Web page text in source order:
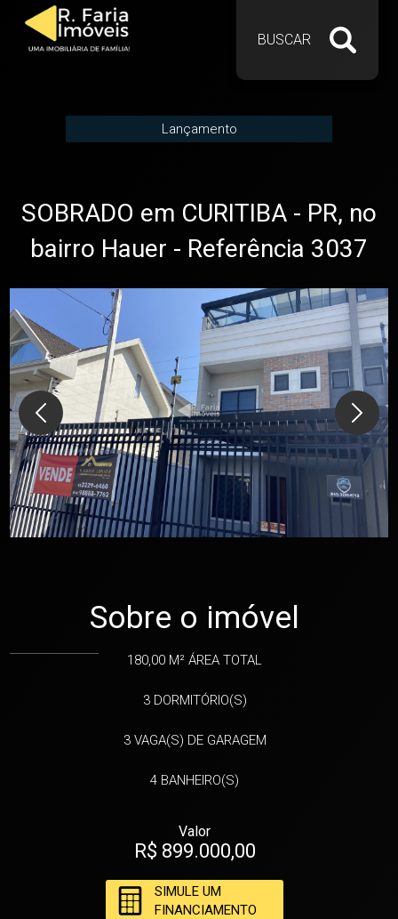
BUSCAR
Lançamento
SOBRADO em CURITIBA - PR, no
bairro Hauer - Referência 3037
Sobre o imóvel
180,00 M² ÁREA TOTAL
3DORMITÓRIO(S)
3VAGA(S) DE GARAGEM
4 BANHEIRO(S)
Valor
R$ 899.000,00
SIMULE UM
FINANCIAMENTO